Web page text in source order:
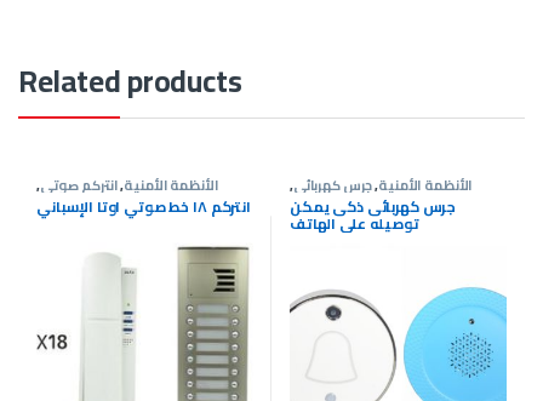
Related products
الأنظمة الأمنية,انتركم صوتى,
عروض انتركم انتركم ١٨ خط صوتي اوتا الإسباني
الأنظمة الأمنية,جرس كهربائى,
عروض انتركم
جرس كهربائى ذكى يمكن
توصيله على الهاتف